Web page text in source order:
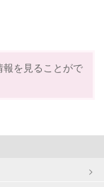
を見ることがで